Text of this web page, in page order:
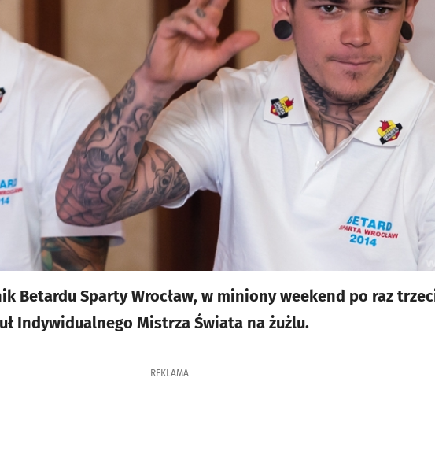
Betardu Sparty Wrocław, w miniony weekend po raz
Indywidualnego Mistrza Świata na żużlu.
REKLAMA